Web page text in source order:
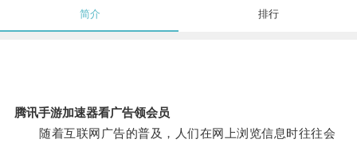
简介 排行
腾讯手游加速器看广告领会员
随着互联网广告的普及，人们在网上浏览信息时往往会